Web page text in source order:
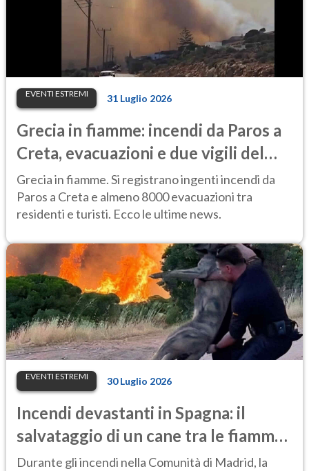
EVENTI ESTREMI 31 Luglio 2026
Grecia in fiamme: incendi da Paros a
Creta, evacuazioni e due vigili del
fuoco morti
Grecia in fiamme. Si registrano ingenti incendi da
Paros a Creta e almeno 8000 evacuazioni tra
residenti e turisti. Ecco le ultime news.
EVENTI ESTREMI 30 Luglio 2026
Incendi devastanti in Spagna: il
salvataggio di un cane tra le fiamme
emoziona il web
Durante gli incendi nella Comunità di Madrid, la